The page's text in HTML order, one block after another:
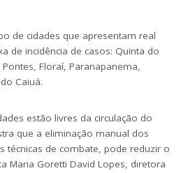
de cidades que apresentam real
de incidência de casos: Quinta do
Floraí, Paranapanema,
Caiuá.
estão livres da circulação do
que a eliminação manual dos
técnicas de combate, pode reduzir o
Maria Goretti David Lopes, diretora